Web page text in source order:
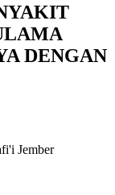
DENGAN
Jember